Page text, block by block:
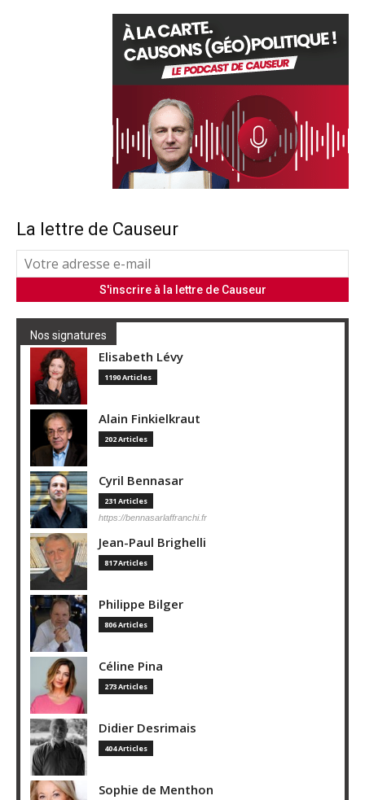
La lettre de Causeur
Nos signatures
Elisabeth Lévy
1190 Articles
Alain Finkielkraut
202 Articles
Cyril Bennasar
231 Articles
https://bennasarlaffranchi.fr
Jean-Paul Brighelli
817 Articles
Philippe Bilger
806 Articles
Céline Pina
273 Articles
Didier Desrimais
404 Articles
Sophie de Menthon